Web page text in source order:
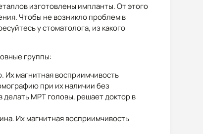
изготовлены импланты. От этого
Чтобы не возникло проблем в
у стоматолога, из какого
группы:
Их магнитная восприимчивость
при их наличии без
МРТ головы, решает доктор в
Их магнитная восприимчивость